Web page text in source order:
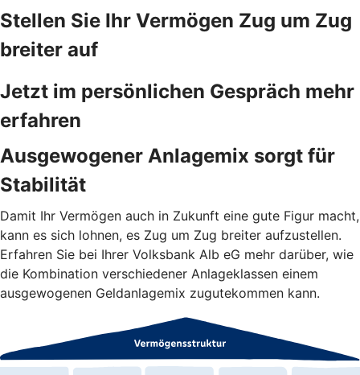
Stellen Sie Ihr Vermögen Zug um Zug
breiter auf
Jetzt im persönlichen Gespräch mehr
erfahren
Ausgewogener Anlagemix sorgt für
Stabilität
Damit Ihr Vermögen auch in Zukunft eine gute Figur macht,
kann es sich lohnen, es Zug um Zug breiter aufzustellen.
Erfahren Sie bei Ihrer Volksbank Alb eG mehr darüber, wie
die Kombination verschiedener Anlageklassen einem
ausgewogenen Geldanlagemix zugutekommen kann.